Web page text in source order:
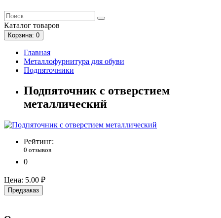
Каталог товаров
Корзина: 0
Главная
Металлофурнитура для обуви
Подпяточники
Подпяточник с отверстием
металлический
Рейтинг:
0 отзывов
0
Цена: 5.00 ₽
Предзаказ